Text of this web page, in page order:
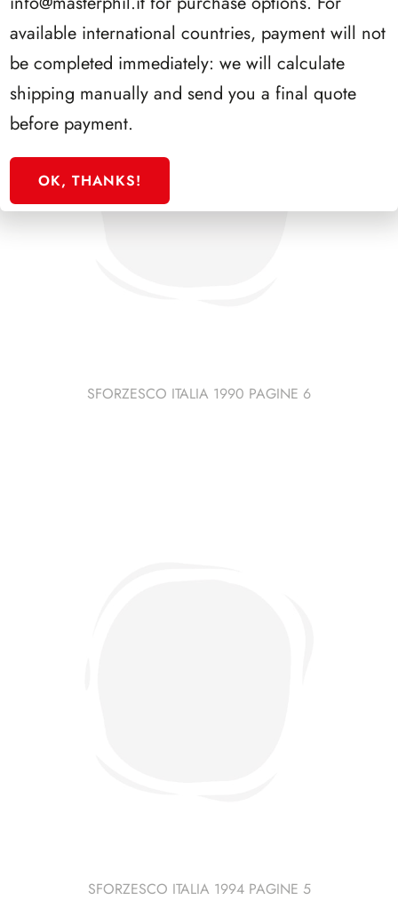
SFORZESCO ITALIA 1990 PAGINE 6
SFORZESCO ITALIA 1994 PAGINE 5
available international countries, payment will not
be completed immediately: we will calculate
shipping manually and send you a final quote
before payment.
OK, THANKS!